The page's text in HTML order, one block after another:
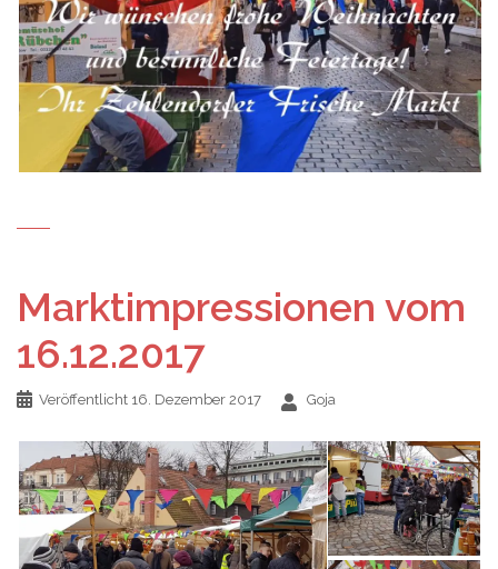
Marktimpressionen vom
16.12.2017
Veröffentlicht 16. Dezember 2017 Goja